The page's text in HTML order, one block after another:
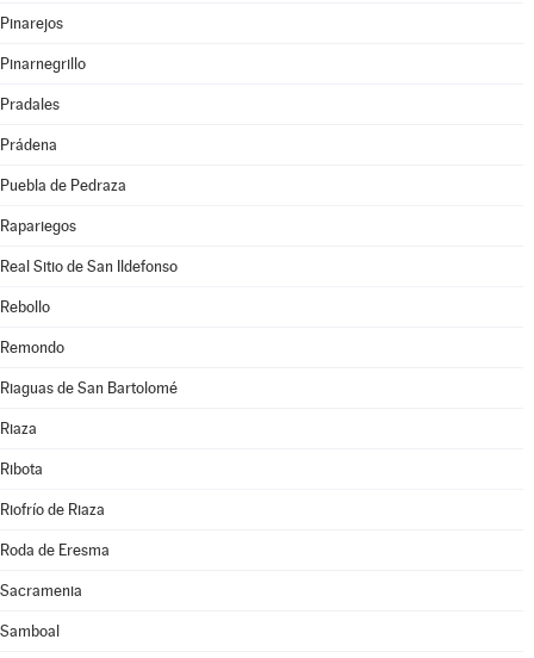
Pinarejos
Pinarnegrillo
Pradales
Prádena
Puebla de Pedraza
Rapariegos
Real Sitio de San Ildefonso
Rebollo
Remondo
Riaguas de San Bartolomé
Riaza
Ribota
Riofrío de Riaza
Roda de Eresma
Sacramenia
Samboal